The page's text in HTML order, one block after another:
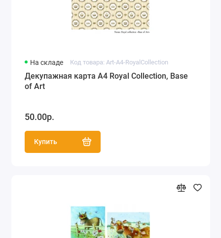
На складе Код товара: Art-A4-RoyalСollection
Декупажная карта А4 Royal Сollection, Base
of Art
50.00р.
Купить